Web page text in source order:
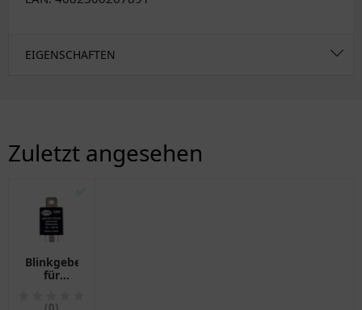
EIGENSCHAFTEN
Zuletzt angesehen
✅
Blinkgeber
für